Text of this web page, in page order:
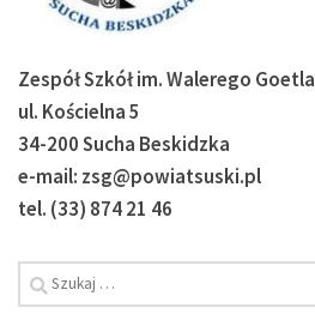
Zespół Szkół im. Walerego Goetla
ul. Kościelna 5
34-200 Sucha Beskidzka
e-mail: zsg@powiatsuski.pl
tel. (33) 874 21 46
Szukaj: